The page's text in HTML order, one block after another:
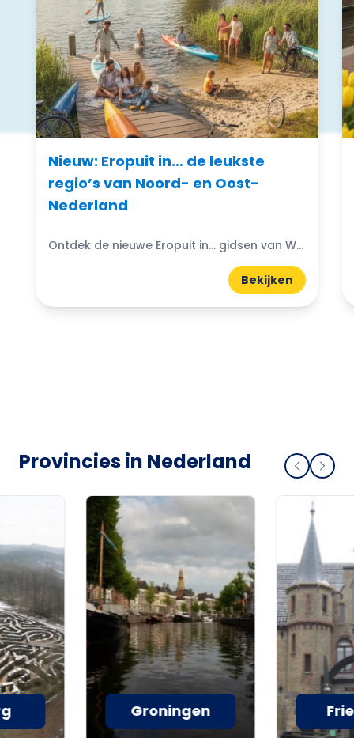
Nieuw: Eropuit in… de leukste
regio’s van Noord- en Oost-
Nederland
Ontdek de nieuwe Eropuit in... gidsen van WattedoenVandaag. Compacte A5-gidsen boordevol uitjes, natuur, horeca en tips uit de regio.
Bekijken
Provincies in Nederland
Groningen